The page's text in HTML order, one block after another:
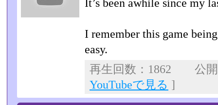
It’s been awhile since my
I remember this game
easy.
再生回数：1862 公
YouTubeで見る ]